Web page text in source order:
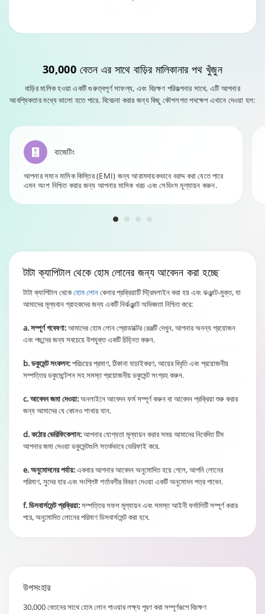
Changing language may refresh or navigate to another page.
Enable captions/subtitles from player controls when
Enable captions/subtitles from player controls when
Enable captions/subtitles from player controls when
30,000 বেতন এর সাথে বাড়ির মালিকানার পথ খুঁজুন
বাড়ির মালিক হওয়া একটি গুরুত্বপূর্ণ সাফল্য, এবং বিচক্ষণ পরিকল্পনার সাথে, এটি আপনার
আবশ্যিকতার মধ্যে ভালো হতে পারে. বিবেচনা করার জন্য কিছু কৌশলগত পদক্ষেপ এখানে দেওয়া হল:
বাজেটিং
আপনার সমান মাসিক কিস্তির (EMI) জন্য আরামদায়কভাবে বরাদ্দ করা যেতে পারে
এমন অংশ নিশ্চিত করার জন্য আপনার মাসিক খরচ এবং সেভিংস মূল্যায়ন করুন.
টাটা ক্যাপিটালথেকে হোম লোনের জন্য আবেদন করা হচ্ছে
টাটা ক্যাপিটাল থেকেহোম লোনকেনার প্রক্রিয়াটি স্ট্রিমলাইন করা হয় এবং ঝঞ্ঝাট-মুক্ত, যা
আমাদের মূল্যবান গ্রাহকদের জন্য একটি নির্ঝঞ্ঝাট অভিজ্ঞতা নিশ্চিত করে:
a. সম্পূর্ণ গবেষণা:আমাদের হোম লোন প্রোডাক্টের রেঞ্জটি দেখুন, আপনার অনন্য প্রয়োজন
এবং পছন্দের জন্য সবচেয়ে উপযুক্ত একটি চিহ্নিত করুন.
b. ডকুমেন্ট সংকলন:পরিচয়ের প্রমাণ, ঠিকানা যাচাইকরণ, আয়ের বিবৃতি এবং প্রয়োজনীয়
সম্পত্তির ডকুমেন্টেশন সহ সমস্ত প্রয়োজনীয় ডকুমেন্ট সংগ্রহ করুন.
c. আবেদন জমা দেওয়া:অনলাইনে আবেদন ফর্ম সম্পূর্ণ করুন বা আবেদন প্রক্রিয়া শুরু করার
জন্য আমাদের যে কোনও শাখায় যান.
d. কঠোর ভেরিফিকেশান:আপনার যোগ্যতা মূল্যায়ন করার সময় আমাদের নিবেদিত টিম
আপনার জমা দেওয়া ডকুমেন্টগুলি সতর্কভাবে ভেরিফাই করে.
e. অনুমোদনের পর্যায়:একবার আপনার আবেদন অনুমোদিত হয়ে গেলে, আপনি লোনের
পরিমাণ, সুদের হার এবং সংশ্লিষ্ট শর্তাবলীর বিবরণ দেওয়া একটি অনুমোদন পত্র পাবেন.
f. ডিসবার্সমেন্ট প্রক্রিয়া:সম্পত্তির সফল মূল্যায়ন এবং সমস্ত আইনী ফর্মালিটি সম্পূর্ণ করার
পরে, অনুমোদিত লোনের পরিমাণ ডিসবার্সমেন্ট করা হবে.
উপসংহার
30,000 বেতনের সাথে হোম লোন পাওয়ার লক্ষ্য পূরণ করা সম্পূর্ণরূপে বিচক্ষণ